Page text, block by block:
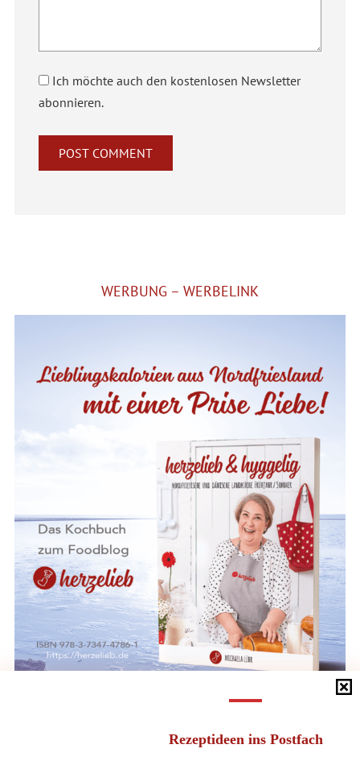
Rezeptideen ins Postfach
Ich möchte auch den kostenlosen Newsletter
abonnieren.
WERBUNG – WERBELINK
Direkt bei BoD kaufen